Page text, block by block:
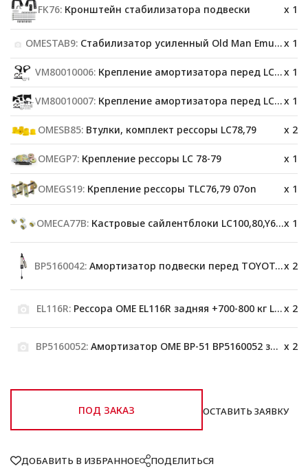
FK76: Кронштейн стабилизатора подвески x 1
OMESTAB9: Стабилизатор усиленный Old Man Emu OMESTAB9 Toyota Land Cruiser 78 комплект x 1
VM80010006:Крепление амортизатора перед LC76/78/79 x 1
VM80010007:Крепление амортизатора перед LC76/78/79 x 1
OMESB85: Втулки, комплект рессоры LC78,79 x 2
OMEGP7: Крепление рессоры LC 78-79 x 1
OMEGS19: Крепление рессоры TLC76,79 07on x 1
OMECA77B: Кастровые сайлентблоки LC100,80,Y60,78 x 1
BP5160042:Амортизатор подвески перед TOYOTA 76/78/79 x 2
EL116R: Рессора OME EL116R задняя +700-800 кг LC 70 x 2
BP5160052: Амортизатор OME BP-51 BP5160052 задний x 2
ПОД ЗАКАЗ ОСТАВИТЬ ЗАЯВКУ
ДОБАВИТЬ В ИЗБРАННОЕ ПОДЕЛИТЬСЯ